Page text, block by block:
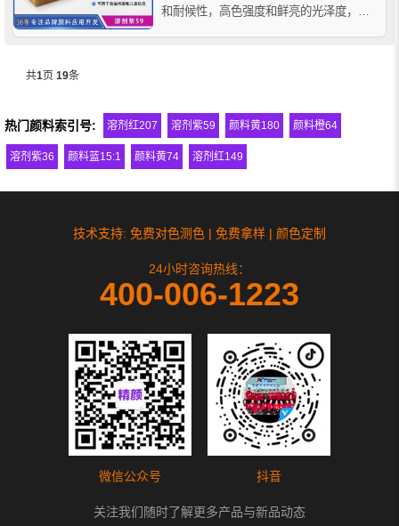
和耐候性，高色强度和鲜亮的光泽度，朗
共1页 19条
热门颜料索引号: 溶剂红207 溶剂紫59 颜料黄180 颜料橙64
溶剂紫36 颜料蓝15:1 颜料黄74 溶剂红149
技术支持: 免费对色测色 | 免费拿样 | 颜色定制
24小时咨询热线：
400-006-1223
微信公众号 抖音
关注我们随时了解更多产品与新品动态